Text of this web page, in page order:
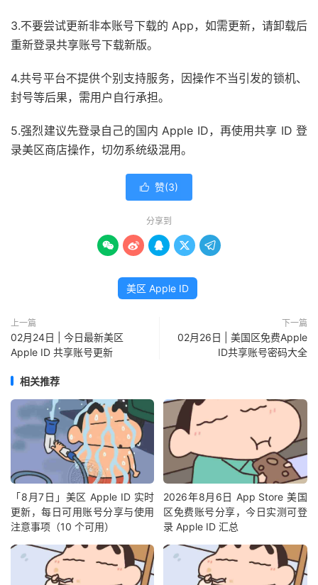
3.不要尝试更新非本账号下载的 App，如需更新，请卸载后
重新登录共享账号下载新版。
4.共号平台不提供个别支持服务，因操作不当引发的锁机、
封号等后果，需用户自行承担。
5.强烈建议先登录自己的国内 Apple ID，再使用共享 ID 登
录美区商店操作，切勿系统级混用。
 赞(3)
分享到
    
美区 Apple ID
上一篇
02月24日 | 今日最新美区
Apple ID 共享账号更新
下一篇
02月26日 | 美国区免费Apple
ID共享账号密码大全
相关推荐
「8月7日」美区 Apple ID 实时
更新，每日可用账号分享与使用
注意事项（10 个可用）
2026年8月6日 App Store 美国
区免费账号分享，今日实测可登
录 Apple ID 汇总